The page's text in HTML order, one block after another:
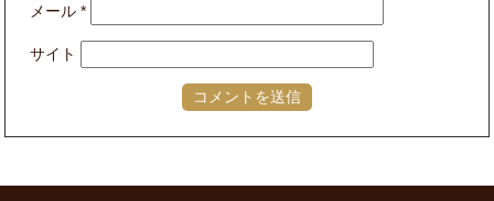
メール*
サイト